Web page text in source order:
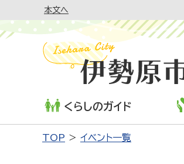
本文へ
くらしのガイド
TOP イベント一覧